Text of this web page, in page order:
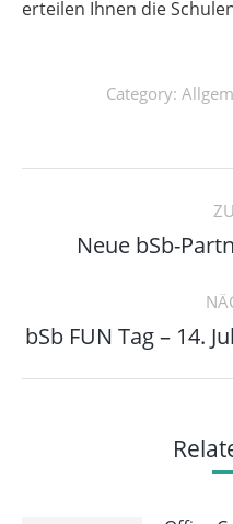
erteilen Ihnen die
Category:
Neue bSb-
bSb FUN Tag – 14.